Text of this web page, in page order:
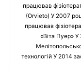
працював
(Orvieto) У 2007
працював
«Віта Пуер» У
технологій У 2014